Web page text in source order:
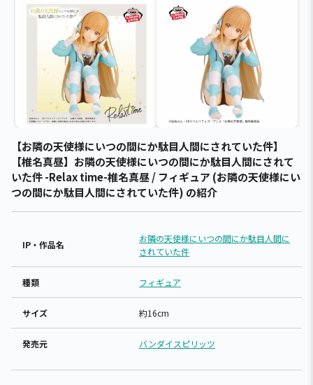
【お隣の天使様にいつの間にか駄目人間にされていた件】
【椎名真昼】お隣の天使様にいつの間にか駄目人間にされて
いた件 -Relax time-椎名真昼 / フィギュア (お隣の天使様にい
つの間にか駄目人間にされていた件) の紹介
IP・作品名
お隣の天使様にいつの間にか駄目人間に
されていた件
種類 フィギュア
サイズ 約16cm
発売元 バンダイスピリッツ